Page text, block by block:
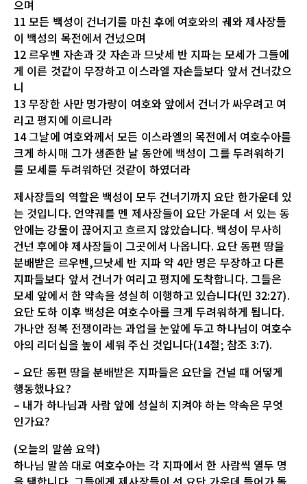
으며
11 모든 백성이 건너기를 마친 후에 여호와의 궤와 제사장들
이 백성의 목전에서 건넜으며
12 르우벤 자손과 갓 자손과 므낫세 반 지파는 모세가 그들에
게 이른 것같이 무장하고 이스라엘 자손들보다 앞서 건너갔으
니
13 무장한 사만 명가량이 여호와 앞에서 건너가 싸우려고 여
리고 평지에 이르니라
14 그날에 여호와께서 모든 이스라엘의 목전에서 여호수아를
크게 하시매 그가 생존한 날 동안에 백성이 그를 두려워하기
를 모세를 두려워하던 것같이 하였더라
제사장들의 역할은 백성이 모두 건너기까지 요단 한가운데 있
는 것입니다. 언약궤를 멘 제사장들이 요단 가운데 서 있는 동
안에는 강물이 끊어지고 흐르지 않았습니다. 백성이 무사히
건넌 후에야 제사장들이 그곳에서 나옵니다. 요단 동편 땅을
분배받은 르우벤,므낫세 반 지파 약 4만 명은 무장하고 다른
지파들보다 앞서 건너가 여리고 평지에 도착합니다. 그들은
모세 앞에서 한 약속을 성실히 이행하고 있습니다(민 32:27).
요단 도하 이후 백성은 여호수아를 크게 두려워하게 됩니다.
가나안 정복 전쟁이라는 과업을 눈앞에 두고 하나님이 여호수
아의 리더십을 높이 세워 주신 것입니다(14절; 참조 3:7).
– 요단 동편 땅을 분배받은 지파들은 요단을 건널 때 어떻게
행동했나요?
– 내가 하나님과 사람 앞에 성실히 지켜야 하는 약속은 무엇
인가요?
(오늘의 말씀 요약)
하나님 말씀 대로 여호수아는 각 지파에서 한 사람씩 열두 명